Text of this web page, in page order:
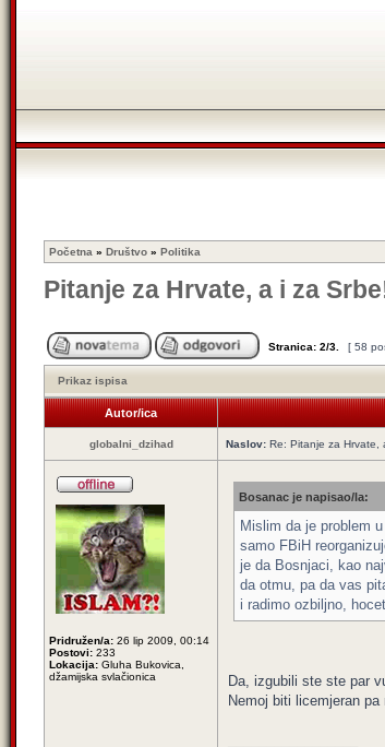
Početna » Društvo » Politika
Pitanje za Hrvate, a i za
Stranica: 2/3 [ 58
Prikaz ispisa
Autor/ica
globalni_dzihad Naslov: Re: Pitanje za Hrvate,
Pridružen/a: 26 lip 2009, 00:14
Postovi: 233
Lokacija: Gluha Bukovica,
džamijska svlačionica
Bosanac je napisao/la:
Mislim da je problem
samo FBiH
je da Bosnjaci, kao
da otmu, pa da vas
i radimo ozbiljno,
Da, izgubili ste ste par
Nemoj biti licemjeran